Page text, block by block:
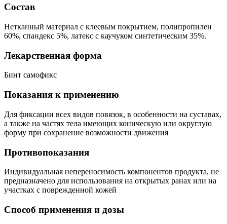
Состав
Нетканный материал с клеевым покрытием, полипропилен
60%, спандекс 5%, латекс с каучуком синтетическим 35%.
Лекарственная форма
Бинт самофикс
Показания к применению
Для фиксации всех видов повязок, в особенности на суставах,
а также на частях тела имеющих коническую или округлую
форму при сохранение возможности движения
Противопоказания
Индивидуальная непереносимость компонентов продукта, не
предназначено для использования на открытых ранах или на
участках с поврежденной кожей
Способ применения и дозы